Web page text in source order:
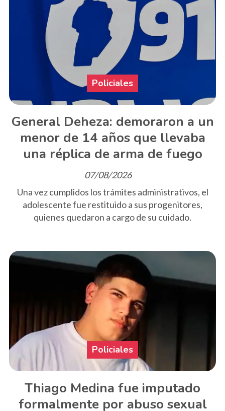
General Deheza: demoraron a un
menor de 14 años que llevaba
una réplica de arma de fuego
Policiales
07/08/2026
Una vez cumplidos los trámites administrativos, el
adolescente fue restituido a sus progenitores,
quienes quedaron a cargo de su cuidado.
Thiago Medina fue imputado
formalmente por abuso sexual
Policiales